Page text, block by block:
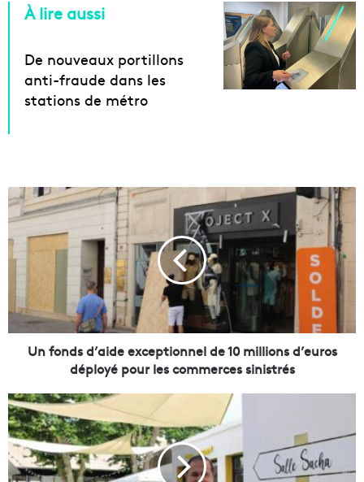
À lire aussi
De nouveaux portillons
anti-fraude dans les
stations de métro
U
n
f
o
n
d
’
e
e
x
c
e
Un fonds d’aide exceptionnel de 10 millions d’euros
déployé pour les commerces sinistrés
U
n
e
é
c